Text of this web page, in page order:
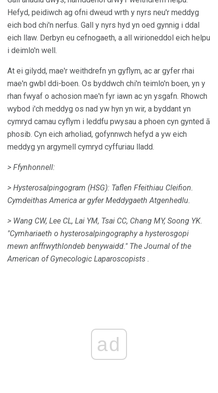
Hefyd, peidiwch ag ofni dweud wrth y nyrs neu'r meddyg
eich bod chi'n nerfus. Gall y nyrs hyd yn oed gynnig i ddal
eich llaw. Derbyn eu cefnogaeth, a all wirioneddol eich helpu
i deimlo'n well.
At ei gilydd, mae'r weithdrefn yn gyflym, ac ar gyfer rhai
mae'n gwbl ddi-boen. Os byddwch chi'n teimlo'n boen, yn y
rhan fwyaf o achosion mae'n fyr iawn ac yn ysgafn. Rhowch
wybod i'ch meddyg os nad yw hyn yn wir, a byddant yn
cymryd camau cyflym i leddfu pwysau a phoen cyn gynted ā
phosib. Cyn eich arholiad, gofynnwch hefyd a yw eich
meddyg yn argymell cymryd cyffuriau lladd.
> Ffynhonnell:
> Hysterosalpingogram (HSG): Taflen Ffeithiau Cleifion.
Cymdeithas America ar gyfer Meddygaeth Atgenhedlu.
> Wang CW, Lee CL, Lai YM, Tsai CC, Chang MY, Soong YK.
"Cymhariaeth o hysterosalpingography a hysterosgopi
mewn anffrwythlondeb benywaidd." The Journal of the
American of Gynecologic Laparoscopists .
ad